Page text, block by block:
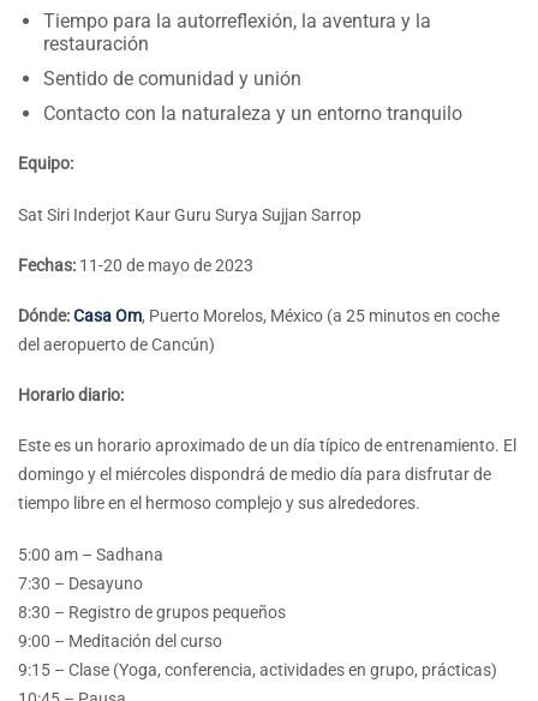
Tiempo para la autorreflexión, la aventura y la
restauración
Sentido de comunidad y unión
Contacto con la naturaleza y un entorno tranquilo
Equipo:
Sat Siri Inderjot KaurGuru Surya Sujjan Sarrop
Fechas: 11-20 de mayo de 2023
Dónde:Casa Om, Puerto Morelos, México (a 25 minutos en coche
del aeropuerto de Cancún)
Horario diario:
Este es un horario aproximado de un día típico de entrenamiento. El
domingo y el miércoles dispondrá de medio día para disfrutar de
tiempo libre en el hermoso complejo y sus alrededores.
5:00 am – Sadhana
7:30 – Desayuno
8:30 – Registro de grupos pequeños
9:00 – Meditación del curso
9:15 – Clase (Yoga, conferencia, actividades en grupo, prácticas)